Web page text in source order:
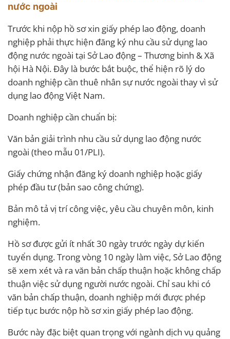
nước ngoài
Trước khi nộp hồ sơ xin giấy phép lao động, doanh
nghiệp phải thực hiện đăng ký nhu cầu sử dụng lao
động nước ngoài tại Sở Lao động – Thương binh & Xã
hội Hà Nội. Đây là bước bắt buộc, thể hiện rõ lý do
doanh nghiệp cần thuê nhân sự nước ngoài thay vì sử
dụng lao động Việt Nam.
Doanh nghiệp cần chuẩn bị:
Văn bản giải trình nhu cầu sử dụng lao động nước
ngoài (theo mẫu 01/PLI).
Giấy chứng nhận đăng ký doanh nghiệp hoặc giấy
phép đầu tư (bản sao công chứng).
Bản mô tả vị trí công việc, yêu cầu chuyên môn, kinh
nghiệm.
Hồ sơ được gửi ít nhất 30 ngày trước ngày dự kiến
tuyển dụng. Trong vòng 10 ngày làm việc, Sở Lao động
sẽ xem xét và ra văn bản chấp thuận hoặc không chấp
thuận việc sử dụng người nước ngoài. Chỉ sau khi có
văn bản chấp thuận, doanh nghiệp mới được phép
tiếp tục bước nộp hồ sơ xin giấy phép lao động.
Bước này đặc biệt quan trọng với ngành dịch vụ quảng